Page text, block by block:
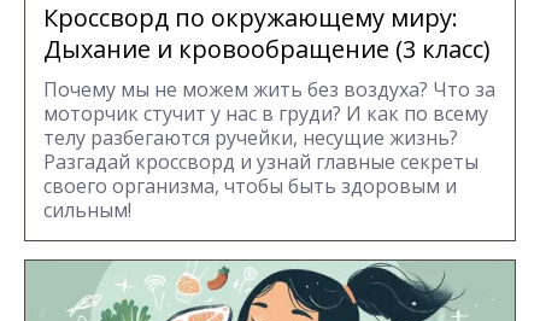
Кроссворд по окружающему миру:
Дыхание и кровообращение (3 класс)
Почему мы не можем жить без воздуха? Что за
моторчик стучит у нас в груди? И как по всему
телу разбегаются ручейки, несущие жизнь?
Разгадай кроссворд и узнай главные секреты
своего организма, чтобы быть здоровым и
сильным!